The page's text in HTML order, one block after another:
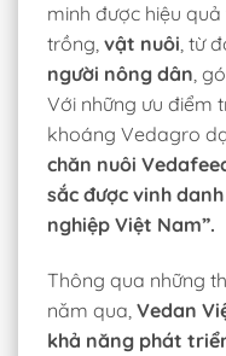
minh được hiệu
trồng, vật nuôi, từ
người nông dân,
Với những ưu điểm
khoáng Vedagro
chăn nuôi
sắc được vinh
nghiệp Việt Nam”.
Thông qua những
năm qua, Vedan
khả năng phát